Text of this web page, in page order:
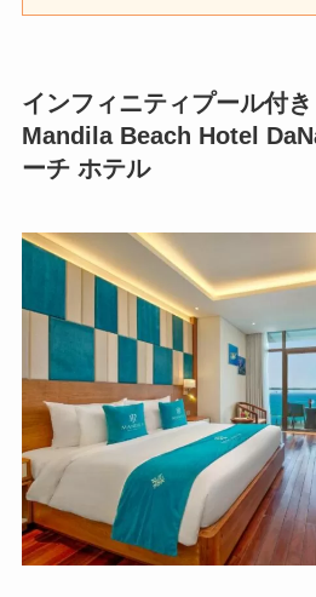
インフィニティプール付き
Mandila Beach Hotel
ーチ ホテル